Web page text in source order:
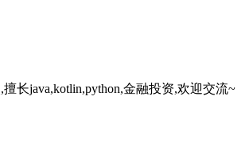
长java,kotlin,python,金融投资,欢迎交流~